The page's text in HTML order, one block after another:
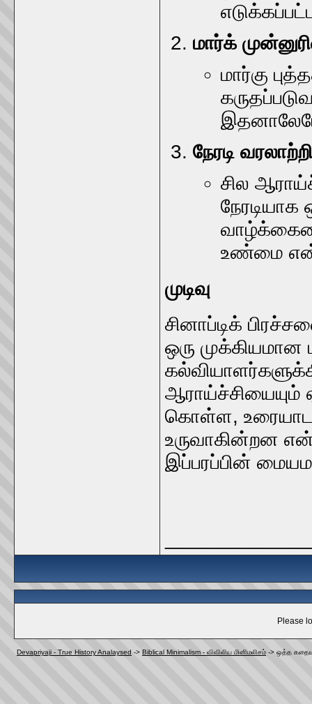
மார்க்
மார்கு
நேரடி
சில
உண்மை
முடிவு
சினாப்டிக்
ஒரு முக்கியமான
ஆராய்ச்சியையும்
கொள்ள,
உருவாகின்றன
இப்பரப்பின்
Please
Devapriyaji - True History Analaysed -> Biblical Minimalism - விவிலிய மினிமலிசம் -> ஒத்த